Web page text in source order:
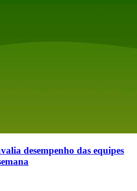
desempenho das equipes